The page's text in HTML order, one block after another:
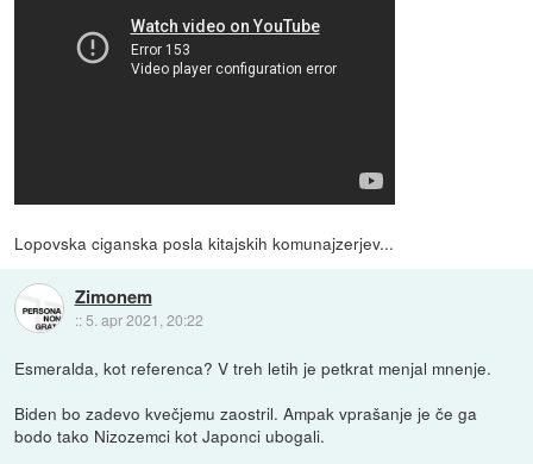
Lopovska ciganska posla kitajskih komunajzerjev...
Zimonem
:: 5. apr 2021, 20:22
Esmeralda, kot referenca? V treh letih je petkrat menjal mnenje.
Biden bo zadevo kvečjemu zaostril. Ampak vprašanje je če ga
bodo tako Nizozemci kot Japonci ubogali.